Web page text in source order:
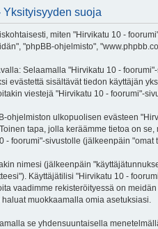
Yksityisyyden suoja
miten "Hirvikatu 10 -
"phpBB-ohjelmisto",
Selaamalla "Hirvikatu 10 -
evästettä sisältävät tiedon käyttäjän
viestejä "Hirvikatu 10 - foorumi"-
ohjelmiston ulkopuolisen evästeen
tapa, jolla keräämme tietoa on
- foorumi"-sivustolle (jälkeenpäin
nimesi (jälkeenpäin
Käyttäjätilisi "Hirvikatu 10 -
vaadimme rekisteröityessä on
muokkaamalla omia asetuksiasi.
se yhdensuuntaisella